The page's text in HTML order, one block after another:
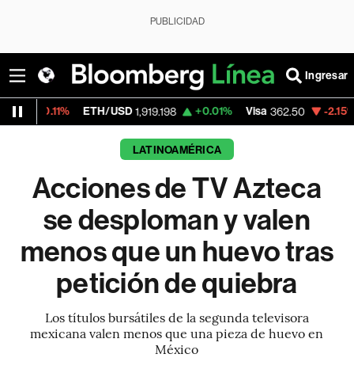
PUBLICIDAD
Ingresar
ETH/USD 1,919.198 +0.01% Visa 362.50 -2.15%
LATINOAMÉRICA
Acciones de TV Azteca
se desploman y valen
menos que un huevo tras
petición de quiebra
Los títulos bursátiles de la segunda televisora
mexicana valen menos que una pieza de huevo en
México